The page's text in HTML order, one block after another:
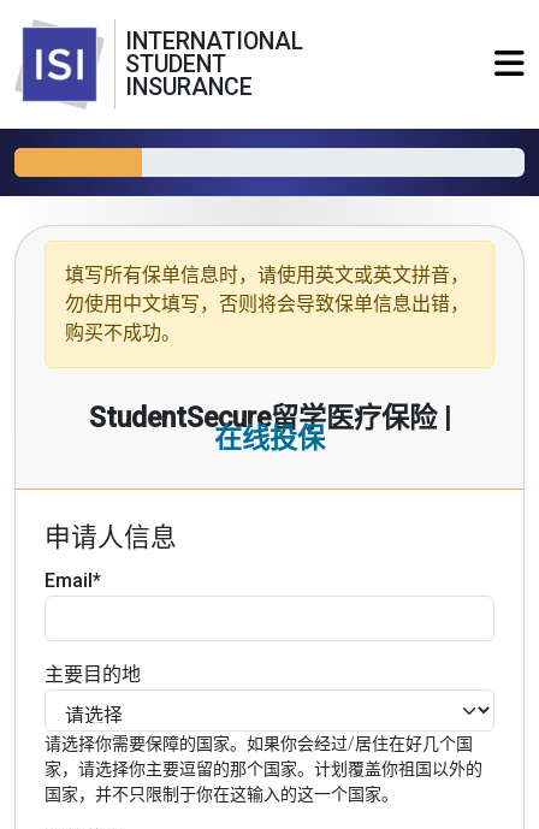
INTERNATIONAL
STUDENT
INSURANCE
填写所有保单信息时，请使用 英文或英文拼音，
勿使用中文填写，否则将会导致保单信息出错，
购买不成功。
StudentSecure留学医疗保险 |
在线投保
申请人信息
Email*
主要目的地
请选择你需要保障的国家。如果你会经过/居住在好几个国
家，请选择你主要逗留的那个国家。计划覆盖你祖国以外的
国家，并不只限制于你在这输入的这一个国家。